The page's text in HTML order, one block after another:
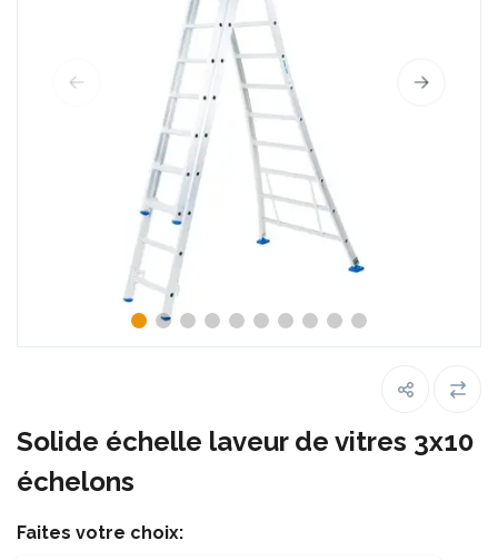
Solide échelle laveur de vitres 3x10
échelons
Faites votre choix: